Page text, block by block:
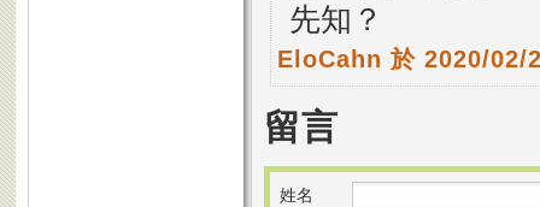
先知？
EloCahn 於 2020/02/
留言
姓名